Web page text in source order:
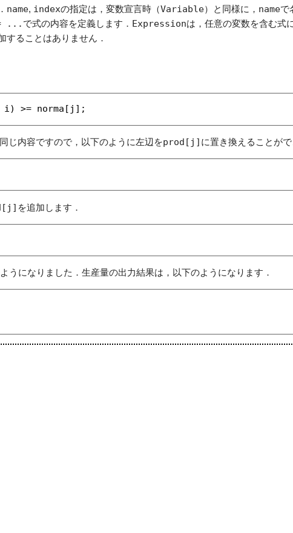
name, indexの指定は，変数宣言時（Variable）と同様に， nameで
... で式の内容を定義します． Expressionは，任意の変数を含む式
することはありません．
>= norma[j];
じ内容ですので，以下のように左辺をprod[j] に置き換えることがで
を追加します．
になりました．生産量の出力結果は，以下のようになります．